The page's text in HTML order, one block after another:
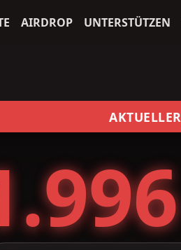
AIRDROP UNTERSTÜTZEN